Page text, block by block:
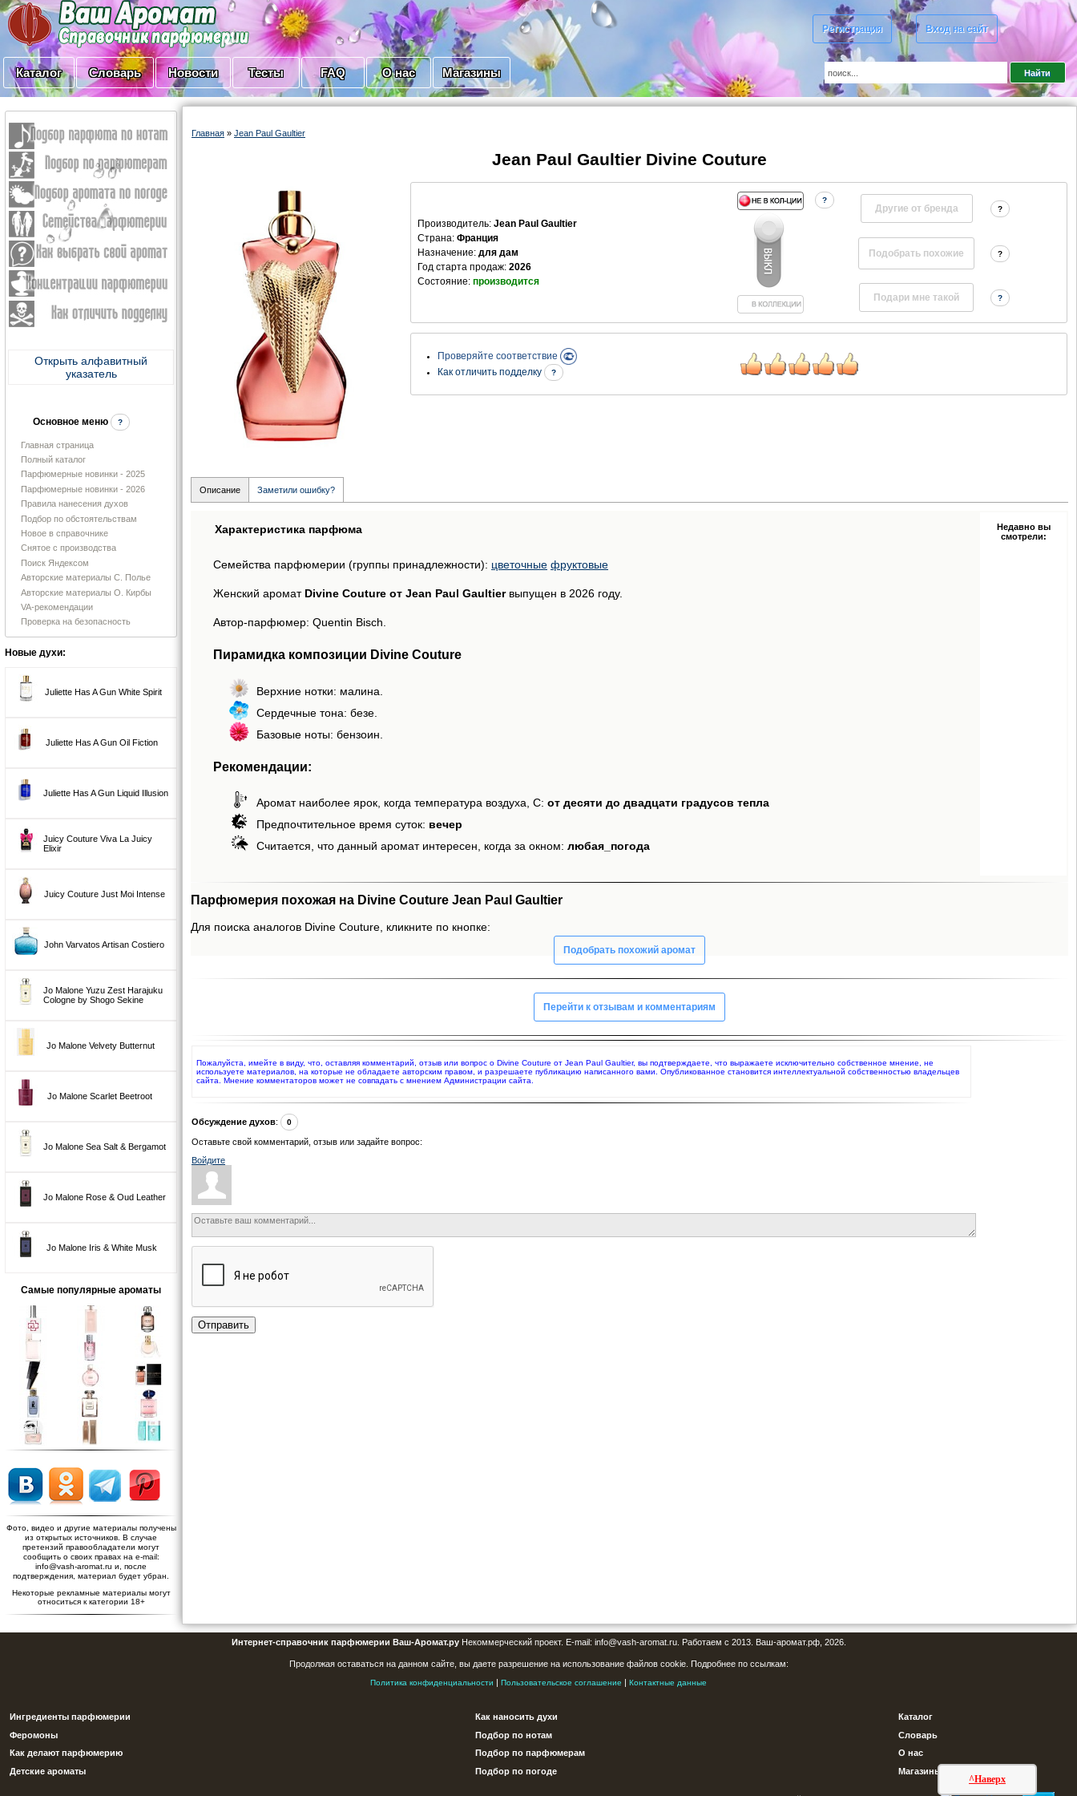
Регистрация Вход на сайт
Каталог Словарь Новости Тесты FAQ О нас Магазины
Открыть алфавитный
указатель
Основное меню ?
Главная страница
Полный каталог
Парфюмерные новинки - 2025
Парфюмерные новинки - 2026
Правила нанесения духов
Подбор по обстоятельствам
Новое в справочнике
Снятое с производства
Поиск Яндексом
Авторские материалы С. Полье
Авторские материалы О. Кирбы
VA-рекомендации
Проверка на безопасность
Новые духи:
Juliette Has A Gun White Spirit
Juliette Has A Gun Oil Fiction
Juliette Has A Gun Liquid Illusion
Juicy Couture Viva La Juicy
Elixir
Juicy Couture Just Moi Intense
John Varvatos Artisan Costiero
Jo Malone Yuzu Zest Harajuku
Cologne by Shogo Sekine
Jo Malone Velvety Butternut
Jo Malone Scarlet Beetroot
Jo Malone Sea Salt & Bergamot
Jo Malone Rose & Oud Leather
Jo Malone Iris & White Musk
Самые популярные ароматы
Фото, видео и другие материалы получены
из открытых источников. В случае
претензий правообладатели могут
сообщить о своих правах на e-mail:
info@vash-aromat.ru и, после
подтверждения, материал будет убран.
Некоторые рекламные материалы могут
относиться к категории 18+
Главная » Jean Paul Gaultier
Jean Paul Gaultier Divine Couture
Производитель: Jean Paul Gaultier
Страна: Франция
Назначение: для дам
Год старта продаж: 2026
Состояние: производится
?
Другие от бренда ?
?
?
Проверяйте соответствие
Как отличить подделку
?
Описание Заметили ошибку?
Характеристика парфюма
Семейства парфюмерии (группы принадлежности): цветочные фруктовые
Женский аромат Divine Couture от Jean Paul Gaultierвыпущен в 2026 году.
Автор-парфюмер: Quentin Bisch.
Пирамидка композиции Divine Couture
Верхние нотки: малина.
Сердечные тона: безе.
Базовые ноты: бензоин.
Рекомендации:
Аромат наиболее ярок, когда температура воздуха, С: от десяти до двадцати градусов тепла
Предпочтительное время суток: вечер
Считается, что данный аромат интересен, когда за окном: любая_погода
Недавно вы
смотрели:
Парфюмерия похожая на Divine Couture Jean Paul Gaultier
Для поиска аналогов Divine Couture, кликните по кнопке:
Подобрать похожий аромат
Перейти к отзывам и комментариям
Пожалуйста, имейте в виду, что, оставляя комментарий, отзыв или вопрос о Divine Couture от Jean Paul Gaultier, вы подтверждаете, что выражаете исключительно собственное мнение, не
используете материалов, на которые не обладаете авторским правом, и разрешаете публикацию написанного вами. Опубликованное становится интеллектуальной собственностью владельцев
сайта. Мнение комментаторов может не совпадать с мнением Администрации сайта.
Обсуждение духов: 0
Оставьте свой комментарий, отзыв или задайте вопрос:
Войдите
Отправить
^Наверх
Интернет-справочник парфюмерии Ваш-Аромат.руНекоммерческий проект. E-mail: info@vash-aromat.ru. Работаем с 2013. Ваш-аромат.рф, 2026.
Продолжая оставаться на данном сайте, вы даете разрешение на использование файлов cookie. Подробнее по ссылкам:
Политика конфиденциальности | Пользовательское соглашение | Контактные данные
Ингредиенты парфюмерии
Феромоны
Как делают парфюмерию
Детские ароматы
Как наносить духи
Подбор по нотам
Подбор по парфюмерам
Подбор по погоде
Каталог
Словарь
О нас
Магазины